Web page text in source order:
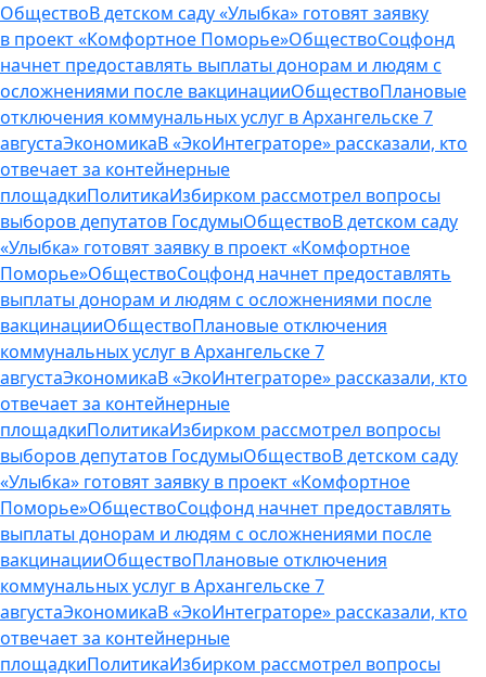
ОбществоВ детском саду «Улыбка» готовят заявку
в проект «Комфортное Поморье»ОбществоСоцфонд
начнет предоставлять выплаты донорам и людям с
осложнениями после вакцинацииОбществоПлановые
отключения коммунальных услуг в Архангельске 7
августаЭкономикаВ «ЭкоИнтеграторе» рассказали, кто
отвечает за контейнерные
площадкиПолитикаИзбирком рассмотрел вопросы
выборов депутатов ГосдумыОбществоВ детском саду
«Улыбка» готовят заявку в проект «Комфортное
Поморье»ОбществоСоцфонд начнет предоставлять
выплаты донорам и людям с осложнениями после
вакцинацииОбществоПлановые отключения
коммунальных услуг в Архангельске 7
августаЭкономикаВ «ЭкоИнтеграторе» рассказали, кто
отвечает за контейнерные
площадкиПолитикаИзбирком рассмотрел вопросы
выборов депутатов ГосдумыОбществоВ детском саду
«Улыбка» готовят заявку в проект «Комфортное
Поморье»ОбществоСоцфонд начнет предоставлять
выплаты донорам и людям с осложнениями после
вакцинацииОбществоПлановые отключения
коммунальных услуг в Архангельске 7
августаЭкономикаВ «ЭкоИнтеграторе» рассказали, кто
отвечает за контейнерные
площадкиПолитикаИзбирком рассмотрел вопросы